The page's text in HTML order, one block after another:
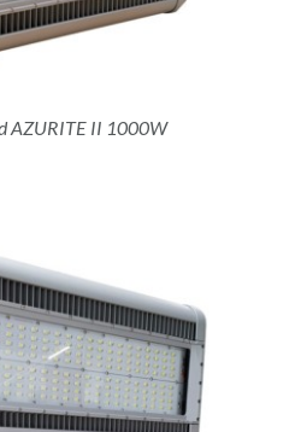
AZURITE II 1000W